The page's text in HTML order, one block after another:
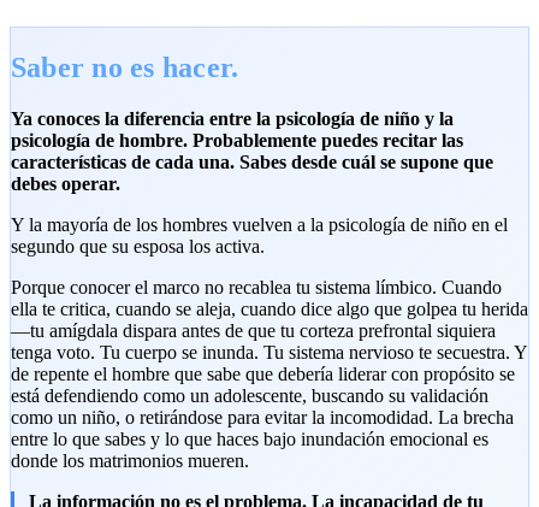
Saber no es hacer.
Ya conoces la diferencia entre la psicología de niño y la
psicología de hombre. Probablemente puedes recitar las
características de cada una. Sabes desde cuál se supone que
debes operar.
Y la mayoría de los hombres vuelven a la psicología de niño en el
segundo que su esposa los activa.
Porque conocer el marco no recablea tu sistema límbico. Cuando
ella te critica, cuando se aleja, cuando dice algo que golpea tu herida
—tu amígdala dispara antes de que tu corteza prefrontal siquiera
tenga voto. Tu cuerpo se inunda. Tu sistema nervioso te secuestra. Y
de repente el hombre que sabe que debería liderar con propósito se
está defendiendo como un adolescente, buscando su validación
como un niño, o retirándose para evitar la incomodidad. La brecha
entre lo que sabes y lo que haces bajo inundación emocional es
donde los matrimonios mueren.
La información no es el problema. La incapacidad de tu